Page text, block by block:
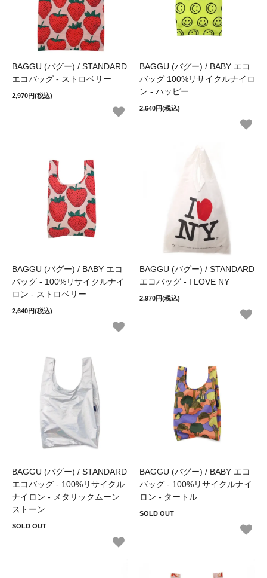
BAGGU (バグー) / STANDARD
エコバッグ - ストロベリー
2,970円(税込)
BAGGU (バグー) / BABY エコ
バッグ 100%リサイクルナイロ
ン - ハッピー
2,640円(税込)
BAGGU (バグー) / BABY エコ
バッグ - 100%リサイクルナイ
ロン - ストロベリー
2,640円(税込)
BAGGU (バグー) / STANDARD
エコバッグ - I LOVE NY
2,970円(税込)
BAGGU (バグー) / STANDARD
エコバッグ - 100%リサイクル
ナイロン - メタリックムーン
ストーン
SOLD OUT
BAGGU (バグー) / BABY エコ
バッグ - 100%リサイクルナイ
ロン - タートル
SOLD OUT